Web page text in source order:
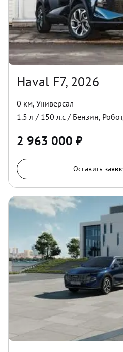
Haval F7, 2026
0 км, Универсал
1.5 л / 150 л.с / Бензин, Робот
2 963 000 ₽
Оставить